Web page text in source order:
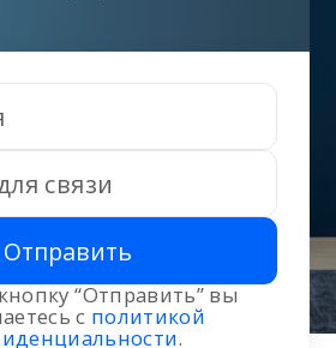
Отправить
“Отправить” вы
с политикой
.